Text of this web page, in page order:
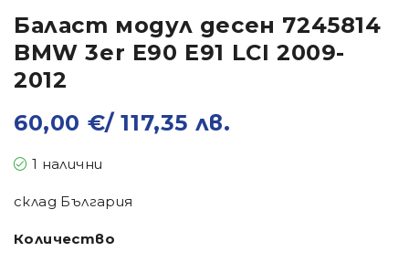
Баласт модул десен 7245814
BMW 3er E90 E91 LCI 2009-
2012
60,00 €/ 117,35 лв.
1 налични
склад България
Количество